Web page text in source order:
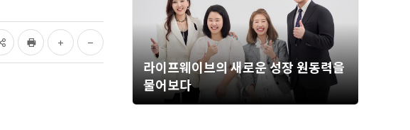
라이프웨이브의 새로운 성장 원동력을
물어보다